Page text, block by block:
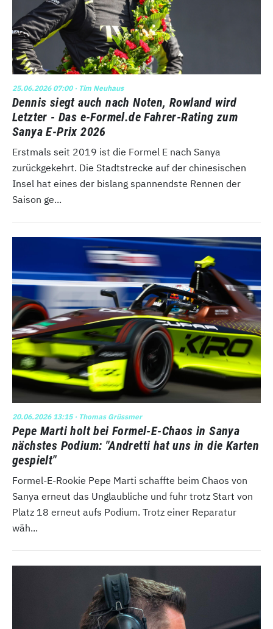
25.06.2026 07:00· Tim Neuhaus
Dennis siegt auch nach Noten, Rowland wird
Letzter - Das e-Formel.de Fahrer-Rating zum
Sanya E-Prix 2026
Erstmals seit 2019 ist die Formel E nach Sanya
zurückgekehrt. Die Stadtstrecke auf der chinesischen
Insel hat eines der bislang spannendste Rennen der
Saison ge...
20.06.2026 13:15· Thomas Grüssmer
Pepe Marti holt bei Formel-E-Chaos in Sanya
nächstes Podium: "Andretti hat uns in die Karten
gespielt"
Formel-E-Rookie Pepe Marti schaffte beim Chaos von
Sanya erneut das Unglaubliche und fuhr trotz Start von
Platz 18 erneut aufs Podium. Trotz einer Reparatur
wäh...